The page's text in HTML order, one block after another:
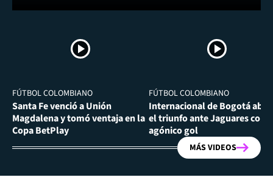
FÚTBOL COLOMBIANO
Santa Fe venció a Unión
Magdalena y tomó ventaja en la
Copa BetPlay
FÚTBOL COLOMBIANO
Internacional de Bogotá
el triunfo ante Jaguares con
agónico gol
MÁS VIDEOS